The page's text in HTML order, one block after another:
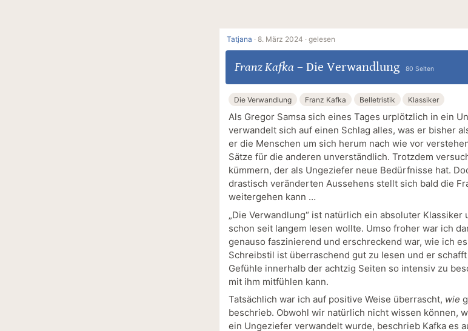
Tatjana · 8. März 2024 · gelesen
Franz Kafka – Die Verwandlung 80 Seiten
Die Verwandlung Franz Kafka Belletristik Klassiker
Als Gregor Samsa sich eines Tages urplötzlich in ein
verwandelt sich auf einen Schlag alles, was er bisher
er die Menschen um sich herum nach wie vor
Sätze für die anderen unverständlich. Trotzdem
kümmern, der als Ungeziefer neue Bedürfnisse hat.
drastisch veränderten Aussehens stellt sich bald die
weitergehen kann …
„Die Verwandlung“ ist natürlich ein absoluter
schon seit langem lesen wollte. Umso froher war ich
genauso faszinierend und erschreckend war, wie ich
Schreibstil ist überraschend gut zu lesen und er
Gefühle innerhalb der achtzig Seiten so intensiv zu
mit ihm mitfühlen kann.
Tatsächlich war ich auf positive Weise überrascht, wie
beschrieb. Obwohl wir natürlich nicht wissen können,
ein Ungeziefer verwandelt wurde, beschrieb Kafka es